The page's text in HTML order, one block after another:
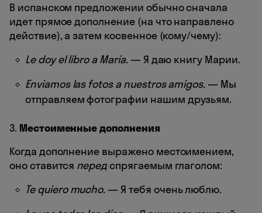
В испанском предложении обычно сначала
идет прямое дополнение (на что направлено
действие), а затем косвенное (кому/чему):
Le doy el libro a María.— Я даю книгу Марии.
Enviamos las fotos a nuestros amigos. — Мы
отправляем фотографии нашим друзьям.
3. Местоименные дополнения
Когда дополнение выражено местоимением,
оно ставится передспрягаемым глаголом:
Te quiero mucho. — Я тебя очень люблю.